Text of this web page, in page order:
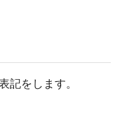
記をします。